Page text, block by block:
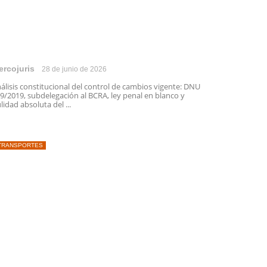
28 de junio de 2026
constitucional del control de cambios vigente: DNU
2019, subdelegación al BCRA, ley penal en blanco y
absoluta del ...